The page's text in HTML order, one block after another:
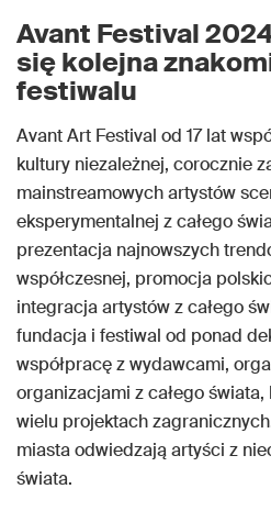
Avant Festival
się kolejna
festiwalu
Avant Art Festival od 17 lat
kultury niezależnej, corocznie
mainstreamowych artystów
eksperymentalnej z całego
prezentacja najnowszych
współczesnej, promocja
integracja artystów z całego
fundacja i festiwal od ponad
współpracę z wydawcami,
organizacjami z całego
wielu projektach
miasta odwiedzają artyści z
świata.